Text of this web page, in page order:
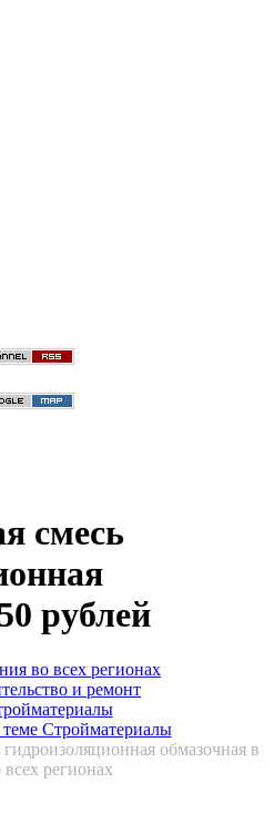
смесь
рублей
во всех регионах
и ремонт
теме Стройматериалы
обмазочная в
всех регионах